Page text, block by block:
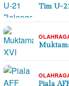
Tim U-
Piala